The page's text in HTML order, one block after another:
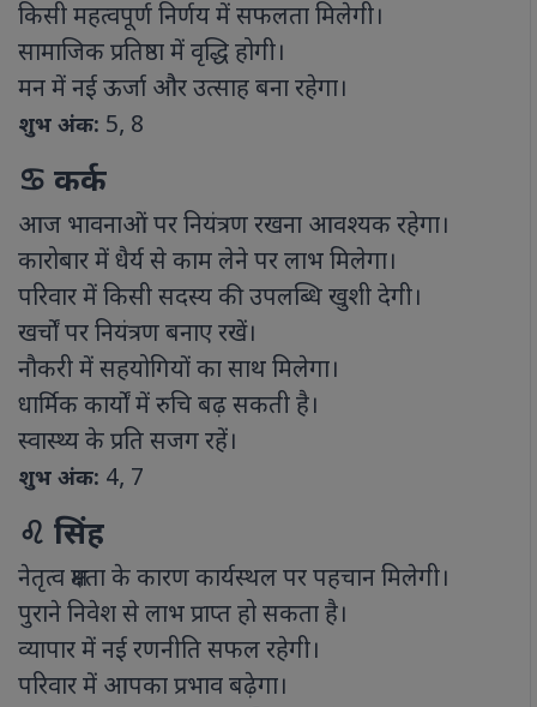
किसी महत्वपूर्ण निर्णय में सफलता मिलेगी।
सामाजिक प्रतिष्ठा में वृद्धि होगी।
मन में नई ऊर्जा और उत्साह बना रहेगा।
शुभ अंक: 5, 8
♋ कर्क
आज भावनाओं पर नियंत्रण रखना आवश्यक रहेगा।
कारोबार में धैर्य से काम लेने पर लाभ मिलेगा।
परिवार में किसी सदस्य की उपलब्धि खुशी देगी।
खर्चों पर नियंत्रण बनाए रखें।
नौकरी में सहयोगियों का साथ मिलेगा।
धार्मिक कार्यों में रुचि बढ़ सकती है।
स्वास्थ्य के प्रति सजग रहें।
शुभ अंक: 4, 7
♌ सिंह
नेतृत्व क्षमता के कारण कार्यस्थल पर पहचान मिलेगी।
पुराने निवेश से लाभ प्राप्त हो सकता है।
व्यापार में नई रणनीति सफल रहेगी।
परिवार में आपका प्रभाव बढ़ेगा।